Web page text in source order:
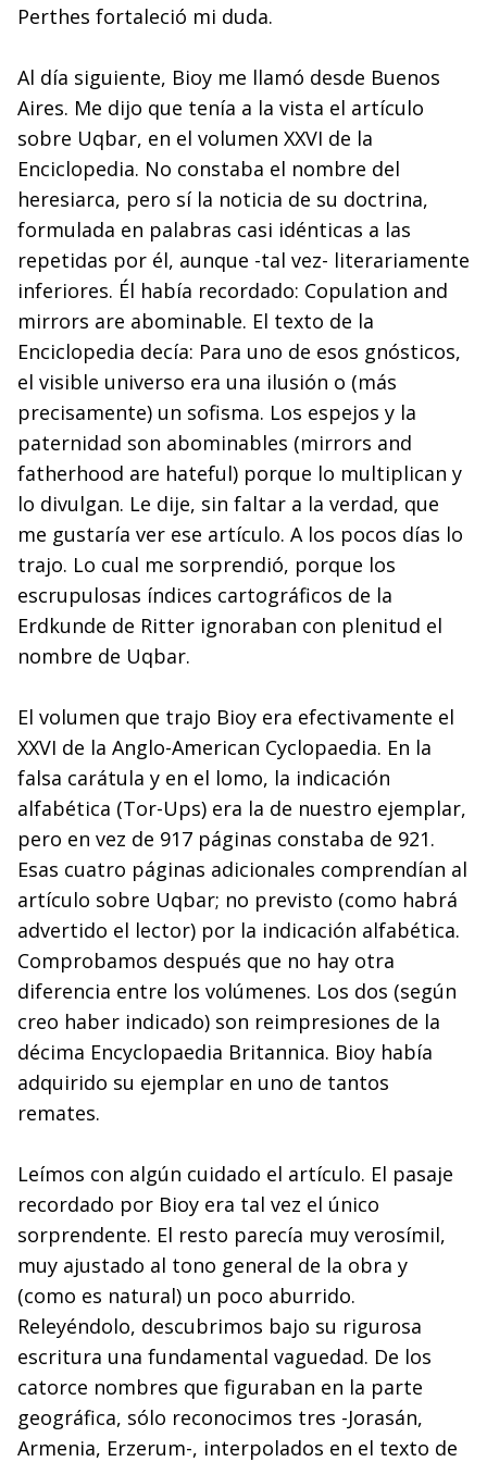
Perthes fortaleció mi duda.
Al día siguiente, Bioy me llamó desde Buenos
Aires. Me dijo que tenía a la vista el artículo
sobre Uqbar, en el volumen XXVI de la
Enciclopedia. No constaba el nombre del
heresiarca, pero sí la noticia de su doctrina,
formulada en palabras casi idénticas a las
repetidas por él, aunque -tal vez- literariamente
inferiores. Él había recordado: Copulation and
mirrors are abominable. El texto de la
Enciclopedia decía: Para uno de esos gnósticos,
el visible universo era una ilusión o (más
precisamente) un sofisma. Los espejos y la
paternidad son abominables (mirrors and
fatherhood are hateful) porque lo multiplican y
lo divulgan. Le dije, sin faltar a la verdad, que
me gustaría ver ese artículo. A los pocos días lo
trajo. Lo cual me sorprendió, porque los
escrupulosas índices cartográficos de la
Erdkunde de Ritter ignoraban con plenitud el
nombre de Uqbar.
El volumen que trajo Bioy era efectivamente el
XXVI de la Anglo-American Cyclopaedia. En la
falsa carátula y en el lomo, la indicación
alfabética (Tor-Ups) era la de nuestro ejemplar,
pero en vez de 917 páginas constaba de 921.
Esas cuatro páginas adicionales comprendían al
artículo sobre Uqbar; no previsto (como habrá
advertido el lector) por la indicación alfabética.
Comprobamos después que no hay otra
diferencia entre los volúmenes. Los dos (según
creo haber indicado) son reimpresiones de la
décima Encyclopaedia Britannica. Bioy había
adquirido su ejemplar en uno de tantos
remates.
Leímos con algún cuidado el artículo. El pasaje
recordado por Bioy era tal vez el único
sorprendente. El resto parecía muy verosímil,
muy ajustado al tono general de la obra y
(como es natural) un poco aburrido.
Releyéndolo, descubrimos bajo su rigurosa
escritura una fundamental vaguedad. De los
catorce nombres que figuraban en la parte
geográfica, sólo reconocimos tres -Jorasán,
Armenia, Erzerum-, interpolados en el texto de